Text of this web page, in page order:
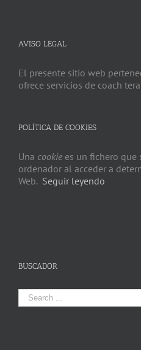
AVISO LEGAL
El presente sitio web
ofrece servicios de coach
POLÍTICA DE COOKIES
Una cookie es un fichero que
ordenador al acceder a
Web. Seguir leyendo
BUSCADOR
Search
for: